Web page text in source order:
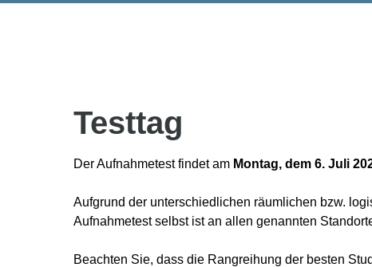
Testtag
Der Aufnahmetest findet am Montag, dem 6. Juli
Aufgrund der unterschiedlichen räumlichen bzw.
Aufnahmetest selbst ist an allen genannten
Beachten Sie, dass die Rangreihung der besten